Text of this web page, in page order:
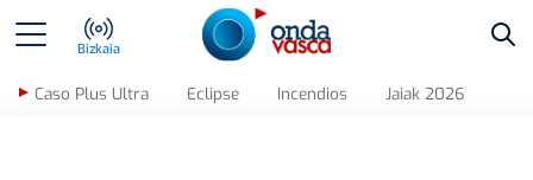
Bizkaia
Caso Plus Ultra Eclipse Incendios Jaiak 2026